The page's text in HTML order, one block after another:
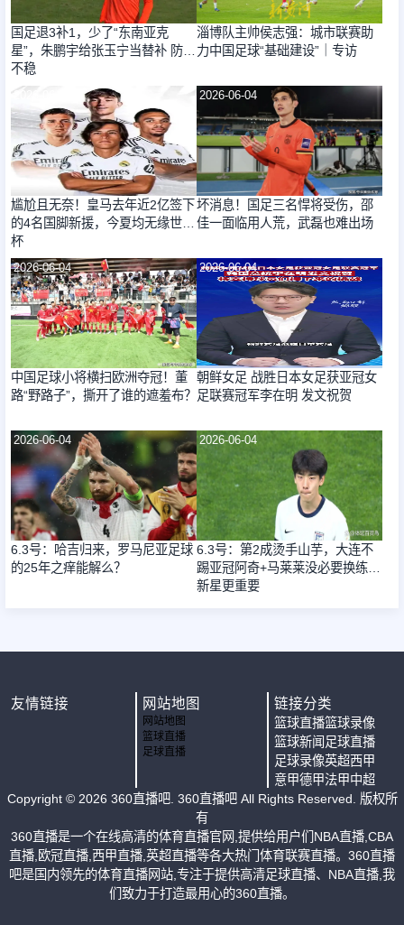
国足退3补1，少了“东南亚克
星”，朱鹏宇给张玉宁当替补 防线
不稳
淄博队主帅侯志强：城市联赛助
力中国足球“基础建设”｜专访
2026-06-04
尴尬且无奈！皇马去年近2亿签下
的4名国脚新援，今夏均无缘世界
杯
2026-06-04
坏消息！国足三名悍将受伤，邵
佳一面临用人荒，武磊也难出场
2026-06-04
中国足球小将横扫欧洲夺冠！董
路“野路子”，撕开了谁的遮羞布？
2026-06-04
朝鲜女足 战胜日本女足获亚冠女
足联赛冠军李在明 发文祝贺
2026-06-04
6.3号：哈吉归来，罗马尼亚足球
的25年之痒能解么？
2026-06-04
6.3号：第2成烫手山芋，大连不
踢亚冠阿奇+马莱莱没必要换练好
新星更重要
友情链接 网站地图
网站地图
篮球直播
足球直播
链接分类
篮球直播篮球录像
篮球新闻 足球直播
足球录像英超西甲
意甲德甲法甲中超
Copyright © 2026 360直播吧. 360直播吧 All Rights Reserved. 版权所
有
360直播是一个在线高清的体育直播官网,提供给用户们NBA直播,CBA
直播,欧冠直播,西甲直播,英超直播等各大热门体育联赛直播。360直播
吧是国内领先的体育直播网站,专注于提供高清足球直播、NBA直播,我
们致力于打造最用心的360直播。